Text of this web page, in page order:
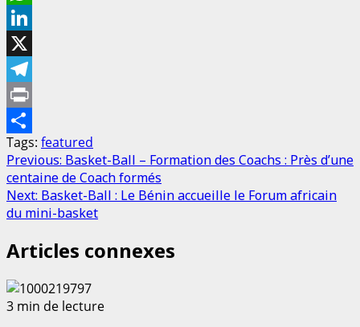
WhatsApp
LinkedIn
X
Telegram
Print
Partager
Tags: featured
Previous: Basket-Ball – Formation des Coachs : Près d’une
centaine de Coach formés
Next: Basket-Ball : Le Bénin accueille le Forum africain
du mini-basket
Articles connexes
3 min de lecture